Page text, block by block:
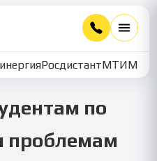
РосдистантМТИММУ
по
проблемам